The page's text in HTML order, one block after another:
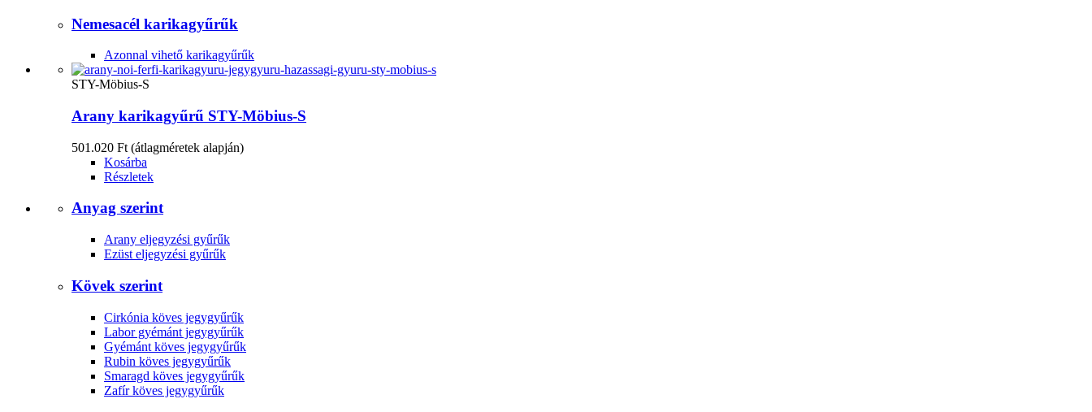
Nemesacél karikagyűrűk
Azonnal vihető karikagyűrűk
STY-Möbius-S
Arany karikagyűrű STY-Möbius-S
501.020 Ft (átlagméretek alapján)
Kosárba
Részletek
Anyag szerint
Arany eljegyzési gyűrűk
Ezüst eljegyzési gyűrűk
Kövek szerint
Cirkónia köves jegygyűrűk
Labor gyémánt jegygyűrűk
Gyémánt köves jegygyűrűk
Rubin köves jegygyűrűk
Smaragd köves jegygyűrűk
Zafír köves jegygyűrűk